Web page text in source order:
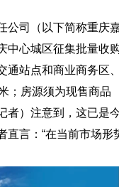
公司（以下简称重庆
中心城区征集批量收
通站点和商业商务区
；房源须为现售商品
者）注意到，这已是
直言：“在当前市场形